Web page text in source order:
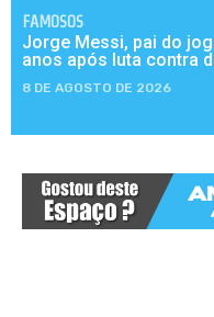
FAMOSOS
Jorge Messi, pai do
anos após luta contra
8 DE AGOSTO DE 2026